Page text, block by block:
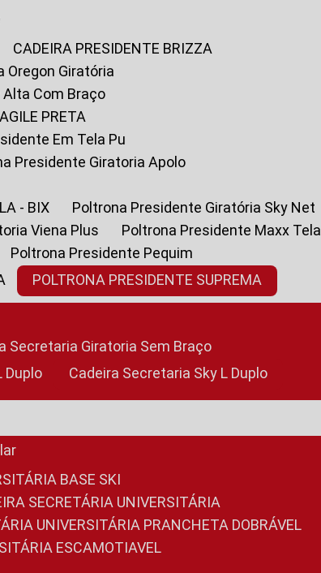
CADEIRA PRESIDENTE BRIZZA
Oregon Giratória
Alta Com Braço
PRETA
Em Tela Pu
Presidente Giratoria Apolo
- BIX
Poltrona Presidente Giratória Sky Net
Viena Plus
Poltrona Presidente Maxx Tela
Poltrona Presidente Pequim
POLTRONA PRESIDENTE SUPREMA
Secretaria Giratoria Sem Braço
Duplo Cadeira Secretaria Sky L Duplo
BASE SKI
SECRETÁRIA UNIVERSITÁRIA
UNIVERSITÁRIA PRANCHETA DOBRÁVEL
ESCAMOTIAVEL